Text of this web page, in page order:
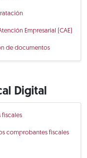
Empresarial (CAE)
de documentos
Digital
comprobantes fiscales